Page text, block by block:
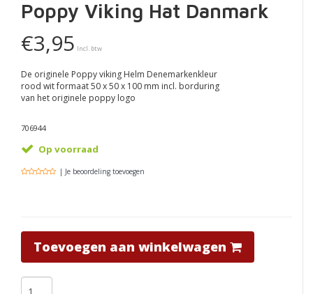
Poppy Viking Hat Danmark
€3,95 Incl. btw
De originele Poppy viking Helm Denemarkenkleur
rood wit formaat 50 x 50 x 100 mm incl. borduring
van het originele poppy logo
706944
Op voorraad
| Je beoordeling toevoegen
Toevoegen aan winkelwagen